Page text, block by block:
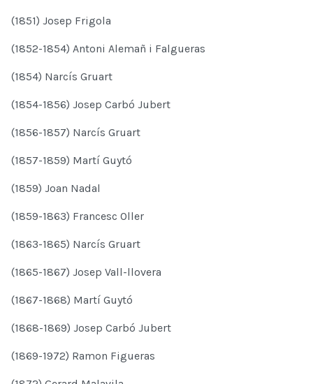
(1851) Josep Frigola
(1852-1854) Antoni Alemañ i Falgueras
(1854) Narcís Gruart
(1854-1856) Josep Carbó Jubert
(1856-1857) Narcís Gruart
(1857-1859) Martí Guytó
(1859) Joan Nadal
(1859-1863) Francesc Oller
(1863-1865) Narcís Gruart
(1865-1867) Josep Vall-llovera
(1867-1868) Martí Guytó
(1868-1869) Josep Carbó Jubert
(1869-1972) Ramon Figueras